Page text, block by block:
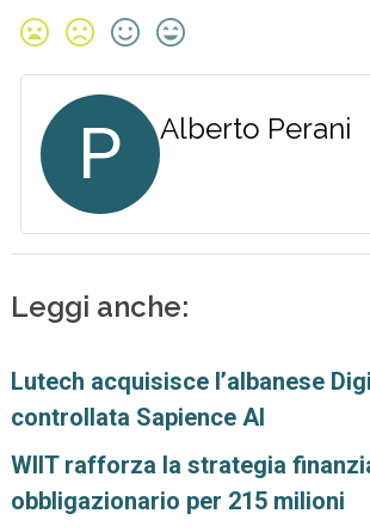
P Alberto Perani
Leggi anche:
Lutech acquisisce l’albanese
controllata Sapience AI
WIIT rafforza la strategia
obbligazionario per 215 milioni